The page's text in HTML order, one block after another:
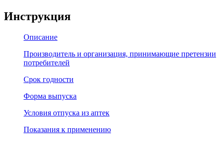
Инструкция
Описание
Производитель и организация, принимающие претензии
потребителей
Срок годности
Форма выпуска
Условия отпуска из аптек
Показания к применению